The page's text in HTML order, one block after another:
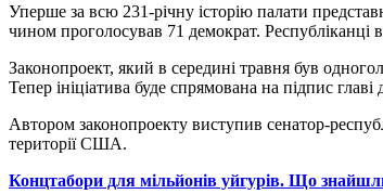
Уперше за всю 231-річну історію палати
чином проголосував 71 демократ. Республіканці
Законопроект, який в середині травня був
Тепер ініціатива буде спрямована на підпис
Автором законопроекту виступив сенатор-
території США.
Концтабори для мільйонів уйгурів. Що